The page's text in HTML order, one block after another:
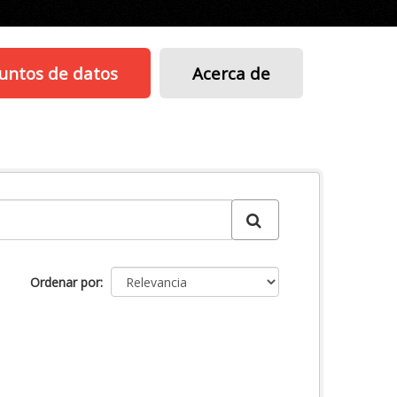
de datos Acerca de
Ordenar por